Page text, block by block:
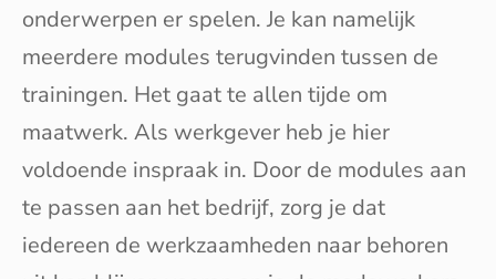
onderwerpen er spelen. Je kan namelijk
meerdere modules terugvinden tussen de
trainingen. Het gaat te allen tijde om
maatwerk. Als werkgever heb je hier
voldoende inspraak in. Door de modules aan
te passen aan het bedrijf, zorg je dat
iedereen de werkzaamheden naar behoren